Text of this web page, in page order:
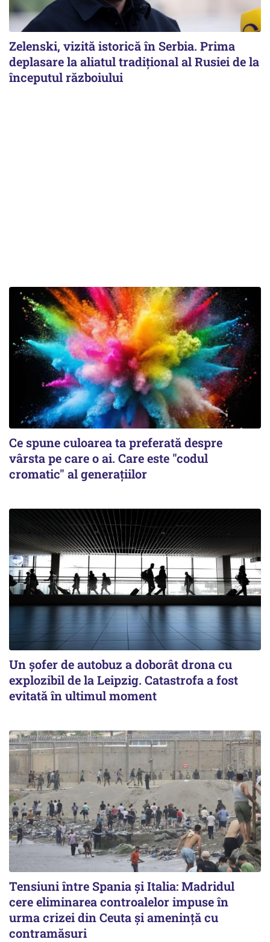
Zelenski, vizită istorică în Serbia. Prima
deplasare la aliatul tradițional al Rusiei de la
începutul războiului
Ce spune culoarea ta preferată despre
vârsta pe care o ai. Care este "codul
cromatic" al generațiilor
Un șofer de autobuz a doborât drona cu
explozibil de la Leipzig. Catastrofa a fost
evitată în ultimul moment
Tensiuni între Spania și Italia: Madridul
cere eliminarea controalelor impuse în
urma crizei din Ceuta și amenință cu
contramăsuri